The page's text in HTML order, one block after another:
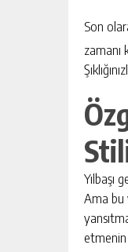
Son
zamanı
Yılbaşı
Ama bu